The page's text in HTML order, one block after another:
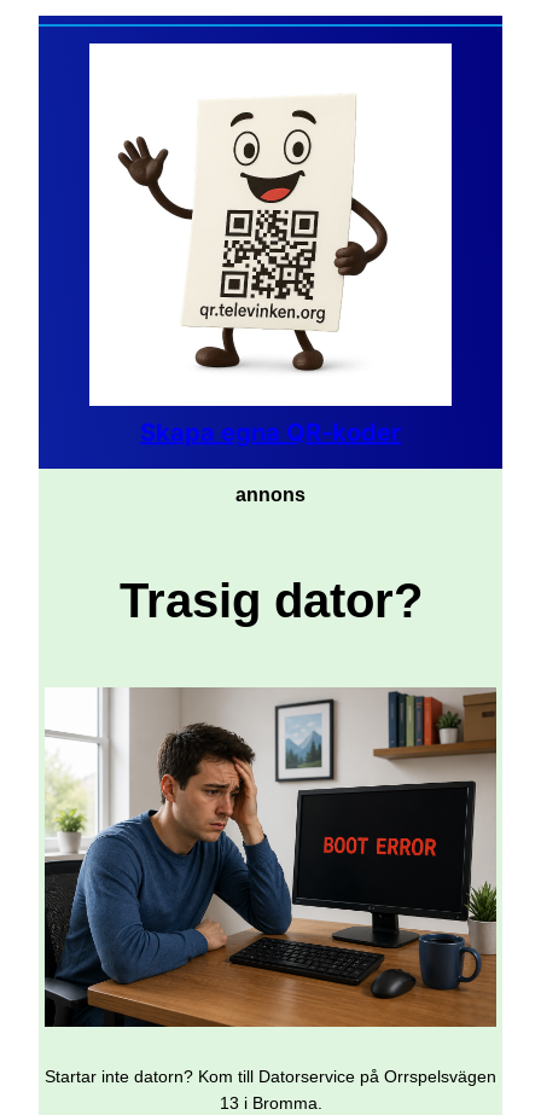
Skapa egna QR-koder
annons
Trasig dator?
Startar inte datorn? Kom till Datorservice på Orrspelsvägen
13 i Bromma.